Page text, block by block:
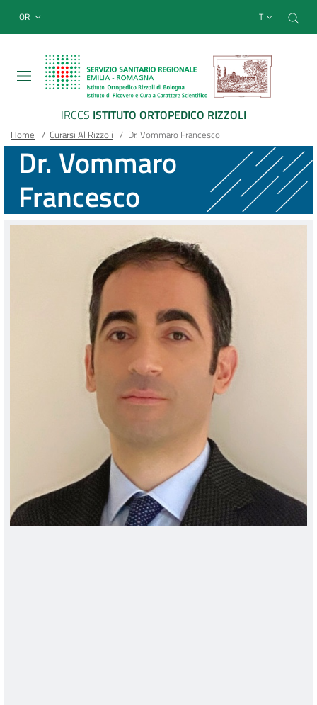
Sito Web Istituto
menu top-bar
IOR IT
IRCCS ISTITUTO ORTOPEDICO RIZZOLI
Main container
Briciole
di
pane
Home / Curarsi Al Rizzoli / Dr. Vommaro Francesco
Dr. Vommaro
Francesco